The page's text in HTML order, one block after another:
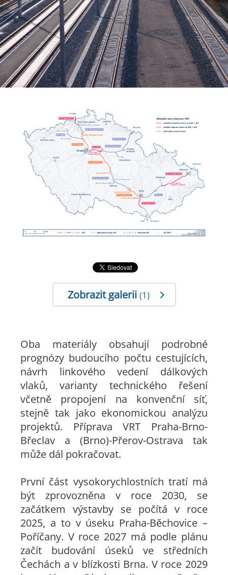
Zobrazit galerii (1)
Oba materiály obsahují podrobné
prognózy budoucího počtu cestujících,
návrh linkového vedení dálkových
vlaků, varianty technického řešení
včetně propojení na konvenční síť,
stejně tak jako ekonomickou analýzu
projektů. Příprava VRT Praha-Brno-
Břeclav a (Brno)-Přerov-Ostrava tak
může dál pokračovat.
První část vysokorychlostních tratí má
být zprovozněna v roce 2030, se
začátkem výstavby se počítá v roce
2025, a to v úseku Praha-Běchovice –
Poříčany. V roce 2027 má podle plánu
začít budování úseků ve středních
Čechách a v blízkosti Brna. V roce 2029